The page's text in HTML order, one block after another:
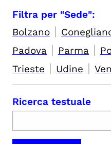
Filtra per "Sede":
Bolzano |
Padova | Parma |
Trieste | Udine |
Ricerca testuale